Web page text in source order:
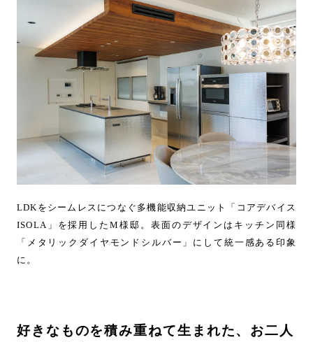
LDKをシームレスにつなぐ多機能収納ユニット「コアデバイス
ISOLA」を採用したM様邸。表面のデザインはキッチン同様
「メタリックダイヤモンドシルバー」にして統一感ある印象
に。
好きなものを積み重ねて生まれた、お二人